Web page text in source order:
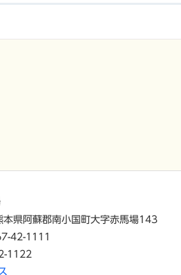
県阿蘇郡南小国町大字赤馬場143
42-1111
1122